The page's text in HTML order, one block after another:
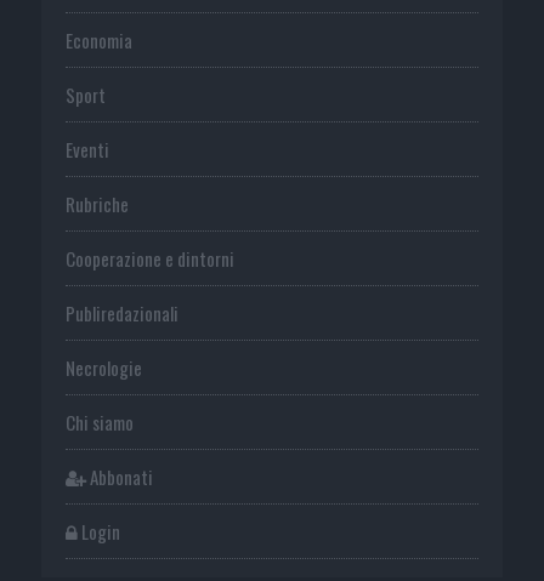
Economia
Sport
Eventi
Rubriche
Cooperazione e dintorni
Publiredazionali
Necrologie
Chi siamo
Abbonati
Login